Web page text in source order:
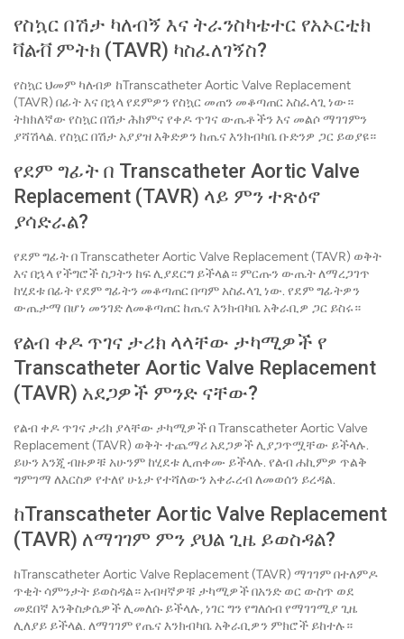
የስኳር በሽታ ካለብኝ እና ትራንስካቴተር የአኦርቲክ
ቫልቭ ምትክ (TAVR) ካስፈለገኝስ?
የስኳር ህመም ካለብዎ ከTranscatheter Aortic Valve Replacement
(TAVR) በፊት እና በኋላ የደምዎን የስኳር መጠን መቆጣጠር አስፈላጊ ነው።
ትክክለኛው የስኳር በሽታ ሕክምና የቀዶ ጥገና ውጤቶችን እና መልሶ ማገገምን
ያሻሽላል. የስኳር በሽታ አያያዝ እቅድዎን ከጤና እንክብካቤ ቡድንዎ ጋር ይወያዩ።
የደም ግፊት በ Transcatheter Aortic Valve
Replacement (TAVR) ላይ ምን ተጽዕኖ
ያሳድራል?
የደም ግፊት በ Transcatheter Aortic Valve Replacement (TAVR) ወቅት
እና በኋላ የችግሮች ስጋትን ከፍ ሊያደርግ ይችላል። ምርጡን ውጤት ለማረጋገጥ
ከሂደቱ በፊት የደም ግፊትን መቆጣጠር በጣም አስፈላጊ ነው. የደም ግፊትዎን
ውጤታማ በሆነ መንገድ ለመቆጣጠር ከጤና እንክብካቤ አቅራቢዎ ጋር ይስሩ።
የልብ ቀዶ ጥገና ታሪክ ላላቸው ታካሚዎች የ
Transcatheter Aortic Valve Replacement
(TAVR) አደጋዎች ምንድ ናቸው?
የልብ ቀዶ ጥገና ታሪክ ያላቸው ታካሚዎች በ Transcatheter Aortic Valve
Replacement (TAVR) ወቅት ተጨማሪ አደጋዎች ሊያጋጥሟቸው ይችላሉ.
ይሁን እንጂ ብዙዎቹ አሁንም ከሂደቱ ሊጠቀሙ ይችላሉ. የልብ ሐኪምዎ ጥልቅ
ግምገማ ለእርስዎ የተለየ ሁኔታ የተሻለውን አቀራረብ ለመወሰን ይረዳል.
ከTranscatheter Aortic Valve Replacement
(TAVR) ለማገገም ምን ያህል ጊዜ ይወስዳል?
ከTranscatheter Aortic Valve Replacement (TAVR) ማገገም በተለምዶ
ጥቂት ሳምንታት ይወስዳል። አብዛኛዎቹ ታካሚዎች በአንድ ወር ውስጥ ወደ
መደበኛ እንቅስቃሴዎች ሊመለሱ ይችላሉ, ነገር ግን የግለሰብ የማገገሚያ ጊዜ
ሊለያይ ይችላል. ለማገገም የጤና እንክብካቤ አቅራቢዎን ምክሮች ይከተሉ።